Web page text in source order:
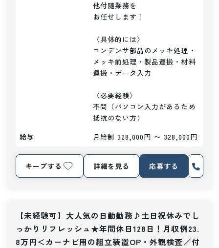
他付随業務を
お任せします！
〈具体的には〉
コンデンサ部品のメッキ処理・
メッキ前処理・製品運搬・材料
運搬・データ入力
〈必要経験〉
不問（パソコン入力があるため
抵抗のない方）
給与
月給制 328,000円 〜 328,000円
キープする 詳細を見る 応募する
【未経験可】大人気の日勤勤務♪土日祝休みでし
っかりリフレッシュ★年間休日128日！月収例23.
8万円＜カーナビ用の組立装置OP・外観検査／付